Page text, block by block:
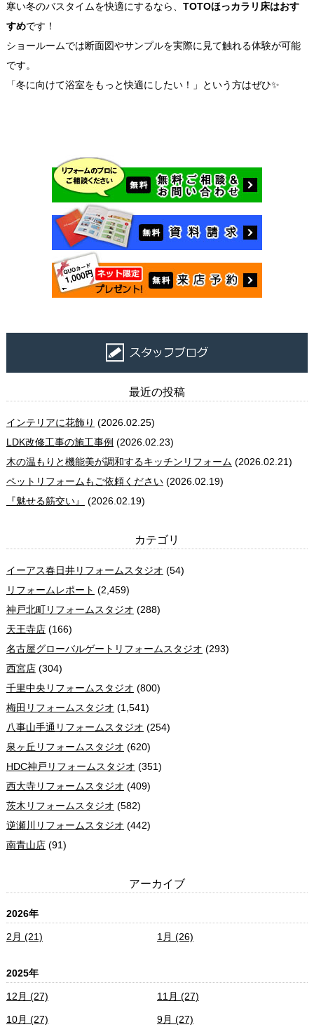
寒い冬のバスタイムを快適にするなら、 TOTOほっカラリ床はおす
すめです！
ショールームでは断面図やサンプルを実際に見て触れる体験が可能
です。
「冬に向けて浴室をもっと快適にしたい！」という方はぜひ✨
最近の投稿
インテリアに花飾り (2026.02.25)
LDK改修工事の施工事例 (2026.02.23)
木の温もりと機能美が調和するキッチンリフォーム (2026.02.21)
ペットリフォームもご依頼ください(2026.02.19)
『魅せる筋交い』
(2026.02.19)
カテゴリ
イーアス春日井リフォームスタジオ (54)
リフォームレポート (2,459)
神戸北町リフォームスタジオ (288)
天王寺店(166)
名古屋グローバルゲートリフォームスタジオ (293)
西宮店(304)
千里中央リフォームスタジオ (800)
梅田リフォームスタジオ (1,541)
八事山手通リフォームスタジオ (254)
泉ヶ丘リフォームスタジオ (620)
HDC神戸リフォームスタジオ (351)
西大寺リフォームスタジオ (409)
茨木リフォームスタジオ (582)
逆瀬川リフォームスタジオ (442)
南青山店(91)
アーカイブ
2026年
2月 (21) 1月 (26)
2025年
12月 (27) 11月 (27)
10月 (27) 9月 (27)